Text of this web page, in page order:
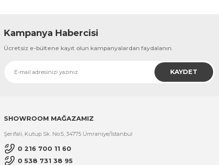
Kampanya Habercisi
Ücretsiz e-bültene kayıt olun kampanyalardan faydalanın.
KAYDET
SHOWROOM MAĞAZAMIZ
Şerifali, Kutup Sk. No:5, 34775 Ümraniye/İstanbul
0 216 700 11 60
0 538 731 38 95